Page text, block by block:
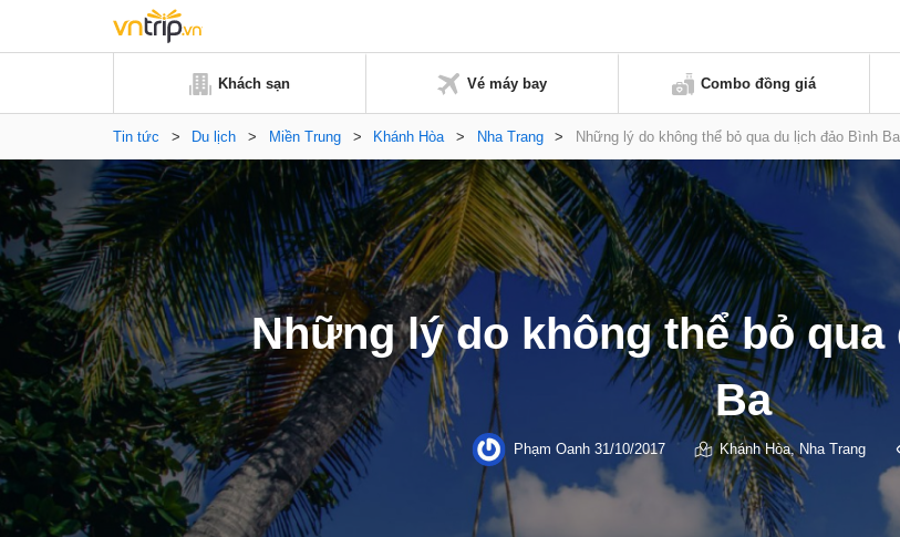
Khách sạn Vé máy bay Combo đồng giá
Tin tức > Du lịch > Miền Trung > Khánh Hòa > Nha Trang > Những lý do không thể bỏ qua du lịch đảo Bình Ba
Những lý do không thể bỏ
Ba
Phạm Oanh31/10/2017 Khánh Hòa, Nha Trang